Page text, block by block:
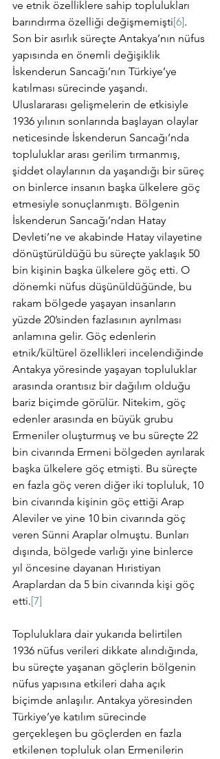
ve etnik özelliklere sahip toplulukları
barındırma özelliği değişmemişti[6].
Son bir asırlık süreçte Antakya’nın nüfus
yapısında en önemli değişiklik
İskenderun Sancağı’nın Türkiye’ye
katılması sürecinde yaşandı.
Uluslararası gelişmelerin de etkisiyle
1936 yılının sonlarında başlayan olaylar
neticesinde İskenderun Sancağı’nda
topluluklar arası gerilim tırmanmış,
şiddet olaylarının da yaşandığı bir süreç
on binlerce insanın başka ülkelere göç
etmesiyle sonuçlanmıştı. Bölgenin
İskenderun Sancağı’ndan Hatay
Devleti’ne ve akabinde Hatay vilayetine
dönüştürüldüğü bu süreçte yaklaşık 50
bin kişinin başka ülkelere göç etti. O
dönemki nüfus düşünüldüğünde, bu
rakam bölgede yaşayan insanların
yüzde 20’sinden fazlasının ayrılması
anlamına gelir. Göç edenlerin
etnik/kültürel özellikleri incelendiğinde
Antakya yöresinde yaşayan topluluklar
arasında orantısız bir dağılım olduğu
bariz biçimde görülür. Nitekim, göç
edenler arasında en büyük grubu
Ermeniler oluşturmuş ve bu süreçte 22
bin civarında Ermeni bölgeden ayrılarak
başka ülkelere göç etmişti. Bu süreçte
en fazla göç veren diğer iki topluluk, 10
bin civarında kişinin göç ettiği Arap
Aleviler ve yine 10 bin civarında göç
veren Sünni Araplar olmuştu. Bunları
dışında, bölgede varlığı yine binlerce
yıl öncesine dayanan Hıristiyan
Araplardan da 5 bin civarında kişi göç
etti.[7]
Topluluklara dair yukarıda belirtilen
1936 nüfus verileri dikkate alındığında,
bu süreçte yaşanan göçlerin bölgenin
nüfus yapısına etkileri daha açık
biçimde anlaşılır. Antakya yöresinden
Türkiye’ye katılım sürecinde
gerçekleşen bu göçlerden en fazla
etkilenen topluluk olan Ermenilerin